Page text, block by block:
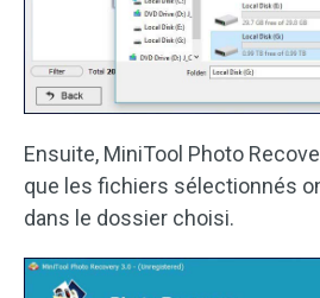
Ensuite, MiniTool Photo
que les fichiers sélectionnés
dans le dossier choisi.